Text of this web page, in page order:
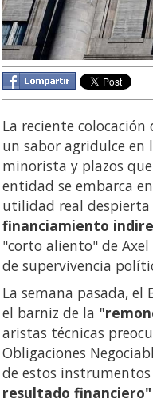
La reciente colocación
un sabor agridulce en
minorista y plazos
entidad se embarca
utilidad real despierta
financiamiento
"corto aliento" de
de supervivencia
La semana pasada, el
el barniz de la
aristas técnicas
Obligaciones
de estos
resultado